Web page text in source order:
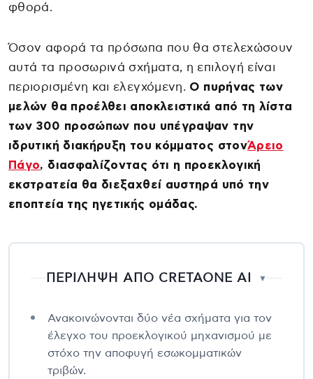
φθορά.
Όσον αφορά τα πρόσωπα που θα στελεχώσουν
αυτά τα προσωρινά σχήματα, η επιλογή είναι
περιορισμένη και ελεγχόμενη. Ο πυρήνας των
μελών θα προέλθει αποκλειστικά από τη λίστα
των 300 προσώπων που υπέγραψαν την
ιδρυτική διακήρυξη του κόμματος στονΆρειο
Πάγο, διασφαλίζοντας ότι η προεκλογική
εκστρατεία θα διεξαχθεί αυστηρά υπό την
εποπτεία της ηγετικής ομάδας.
ΠΕΡΙΛΗΨΗ ΑΠΟ CRETAONE AI ▼
Ανακοινώνονται δύο νέα σχήματα για τον
έλεγχο του προεκλογικού μηχανισμού με
στόχο την αποφυγή εσωκομματικών
τριβών.